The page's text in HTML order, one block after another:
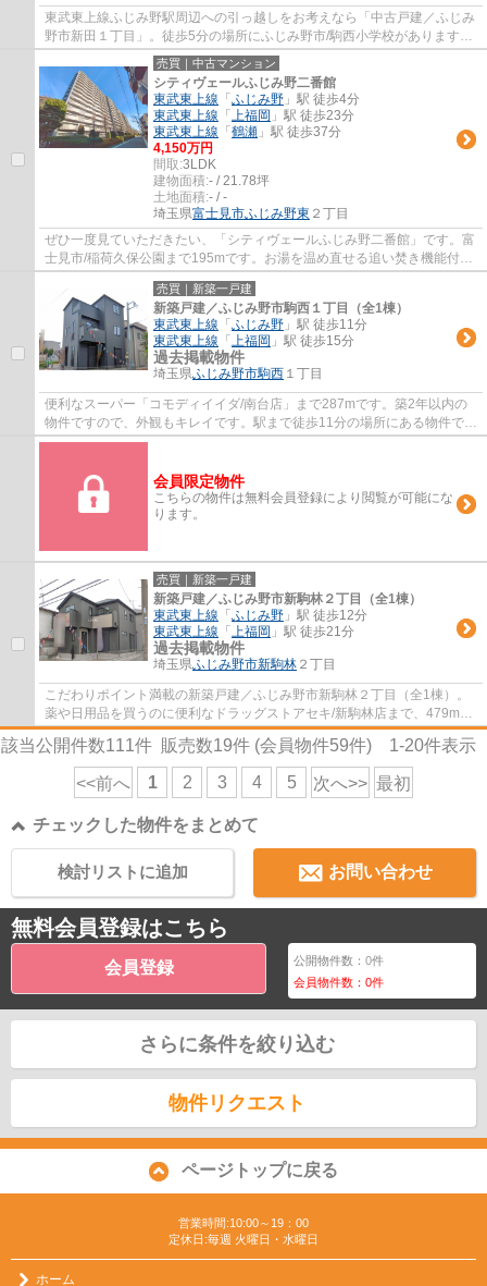
東武東上線ふじみ野駅周辺への引っ越しをお考えなら「中古戸建／ふじみ
野市新田１丁目」。徒歩5分の場所にふじみ野市/駒西小学校があります。
大人な空間にふさわしい出窓がついていま...
売買｜中古マンション
シティヴェールふじみ野二番館
東武東上線 「 ふじみ野 」駅 徒歩4分
東武東上線 「 上福岡 」駅 徒歩23分
東武東上線 「 鶴瀬 」駅 徒歩37分
4,150万円
間取:3LDK
建物面積:- / 21.78坪
土地面積:- / -
埼玉県富士見市ふじみ野東 ２丁目
ぜひ一度見ていただきたい、「シティヴェールふじみ野二番館」です。富
士見市/稲荷久保公園まで195mです。お湯を温め直せる追い焚き機能付き
です。オートロック付き物件には部外者が無...
売買｜新築一戸建
新築戸建／ふじみ野市駒西１丁目（全1棟）
東武東上線 「 ふじみ野 」駅 徒歩11分
東武東上線 「 上福岡 」駅 徒歩15分
過去掲載物件
埼玉県ふじみ野市駒西 １丁目
便利なスーパー「コモディイイダ/南台店」まで287mです。築2年以内の
物件ですので、外観もキレイです。駅まで徒歩11分の場所にある物件で
す。室内環境まで左右する基礎は、強靭なベタ...
会員限定物件
こちらの物件は無料会員登録により閲覧が可能にな
ります。
売買｜新築一戸建
新築戸建／ふじみ野市新駒林２丁目（全1棟）
東武東上線 「 ふじみ野 」駅 徒歩12分
東武東上線 「 上福岡 」駅 徒歩21分
過去掲載物件
埼玉県ふじみ野市新駒林 ２丁目
こだわりポイント満載の新築戸建／ふじみ野市新駒林２丁目（全1棟）。
薬や日用品を買うのに便利なドラッグストアセキ/新駒林店まで、479mで
す。コチラの物件は、新築の戸建て物件で設...
該当公開件数111件 販売数19件 (会員物件59件) 1-20件表示
<<前へ 1 2 3 4 5 次へ>> 最初
チェックした物件をまとめて
お問い合わせ
検討リストに追加
無料会員登録はこちら
会員登録 公開物件数：0件
会員物件数：0件
さらに条件を絞り込む
物件リクエスト
ページトップに戻る
営業時間:10:00～19：00
定休日:毎週 火曜日・水曜日
ホーム